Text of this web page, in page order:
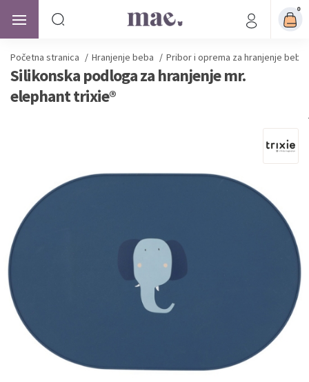
0
Početna stranica / Hranjenje beba / Pribor i oprema za hranjenje beba
Silikonska podloga za hranjenje mr.
elephant trixie®